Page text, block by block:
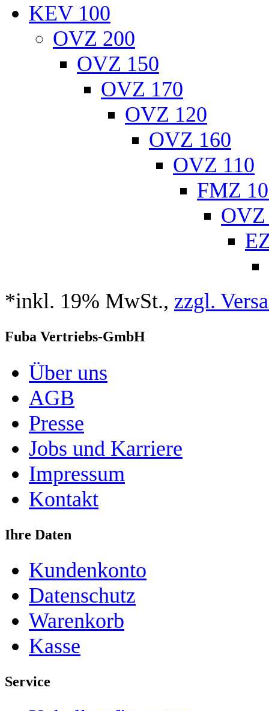
KEV 100
OVZ 200
OVZ 150
OVZ 170
OVZ 120
OVZ 160
OVZ 110
FMZ
OVZ
*inkl. 19% MwSt., zzgl.
Fuba Vertriebs-GmbH
Über uns
AGB
Presse
Jobs und Karriere
Impressum
Kontakt
Ihre Daten
Kundenkonto
Datenschutz
Warenkorb
Kasse
Service